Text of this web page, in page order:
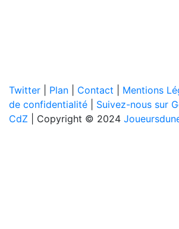
Twitter Plan Contact Mentions
de confidentialité
Suivez-nous sur
CdZ | Copyright © 2024